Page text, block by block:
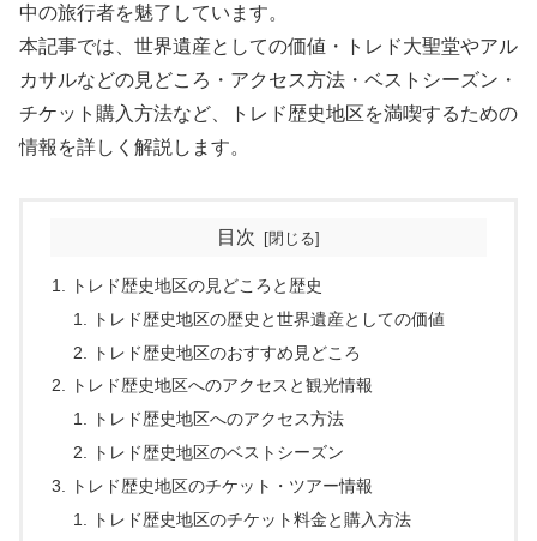
中の旅行者を魅了しています。
本記事では、世界遺産としての価値・トレド大聖堂やアル
カサルなどの見どころ・アクセス方法・ベストシーズン・
チケット購入方法など、トレド歴史地区を満喫するための
情報を詳しく解説します。
目次
トレド歴史地区の見どころと歴史
トレド歴史地区の歴史と世界遺産としての価値
トレド歴史地区のおすすめ見どころ
トレド歴史地区へのアクセスと観光情報
トレド歴史地区へのアクセス方法
トレド歴史地区のベストシーズン
トレド歴史地区のチケット・ツアー情報
トレド歴史地区のチケット料金と購入方法